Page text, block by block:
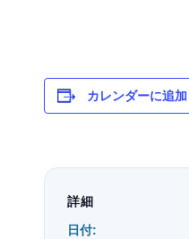
カレンダーに追加
詳細
日付: